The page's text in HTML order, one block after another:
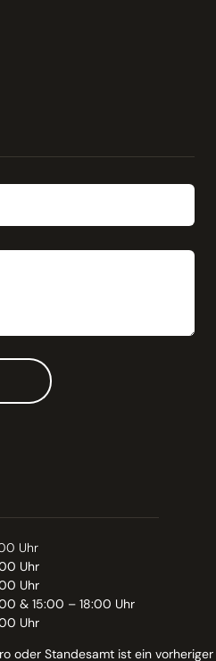
Uhr
Uhr
Uhr
& 15:00 – 18:00 Uhr
Uhr
oder Standesamt ist ein vorheriger